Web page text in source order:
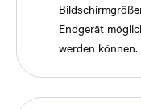
Endgerät
werden können.